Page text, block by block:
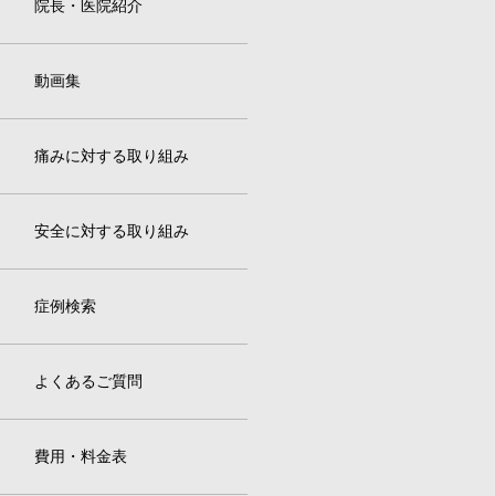
院長・医院紹介
動画集
痛みに対する取り組み
安全に対する取り組み
症例検索
よくあるご質問
費用・料金表